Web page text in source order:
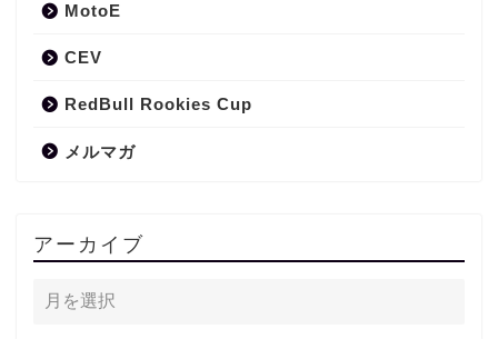
MotoE
CEV
RedBull Rookies Cup
メルマガ
アーカイブ